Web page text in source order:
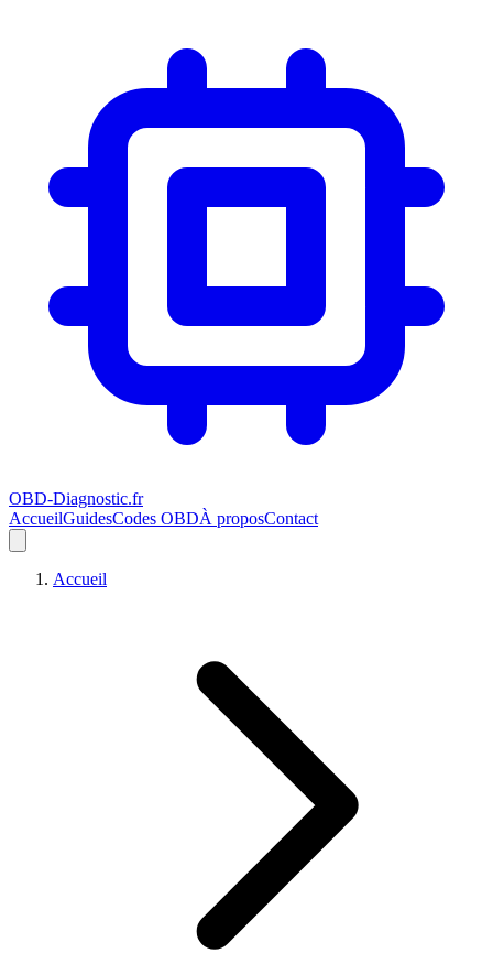
OBD-Diagnostic.fr
AccueilGuidesCodes OBDÀ proposContact
Accueil